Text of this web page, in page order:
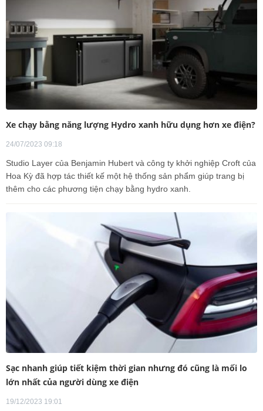
Xe chạy bằng năng lượng Hydro xanh hữu dụng hơn xe điện?
24/07/2023 09:18
Studio Layer của Benjamin Hubert và công ty khởi nghiệp Croft của
Hoa Kỳ đã hợp tác thiết kế một hệ thống sản phẩm giúp trang bị
thêm cho các phương tiện chạy bằng hydro xanh.
Sạc nhanh giúp tiết kiệm thời gian nhưng đó cũng là mối lo
lớn nhất của người dùng xe điện
19/12/2023 19:01